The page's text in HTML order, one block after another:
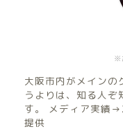
※
大阪市内がメインの
うよりは、知る人ぞ
す。 メディア実績
提供